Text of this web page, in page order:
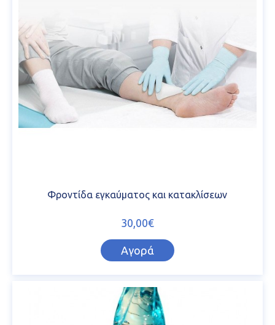
Φροντίδα εγκαύματος και κατακλίσεων
30,00€
Αγορά